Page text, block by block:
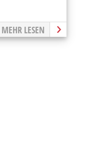
MEHR LESEN